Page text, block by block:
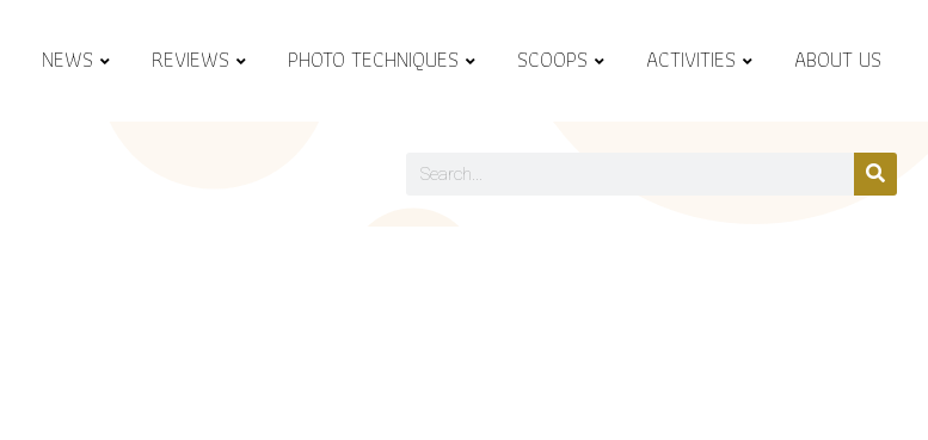
NEWS REVIEWS PHOTO TECHNIQUES SCOOPS ACTIVITIES ABOUT US